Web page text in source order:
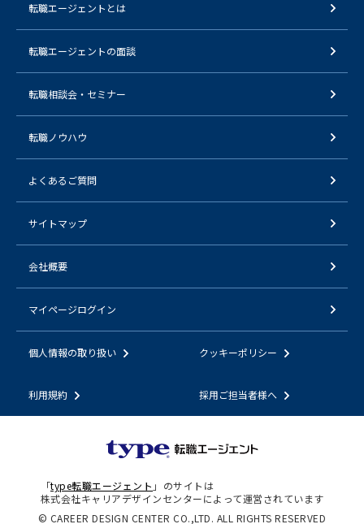
転職エージェントとは
転職エージェントの面談
転職相談会・セミナー
転職ノウハウ
よくあるご質問
サイトマップ
会社概要
マイページログイン
個人情報の取り扱い クッキーポリシー
利用規約 採用ご担当者様へ
「type転職エージェント 」のサイトは
株式会社キャリアデザインセンターによって運営されています
© CAREER DESIGN CENTER CO.,LTD. ALL RIGHTS RESERVED